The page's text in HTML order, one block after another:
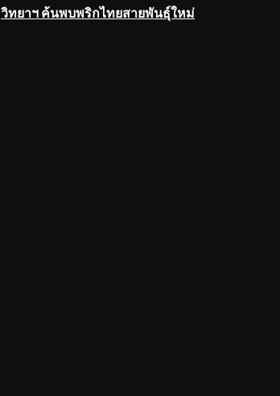
วิทยาฯ ค้นพบพริกไทยสายพันธุ์ใหม่